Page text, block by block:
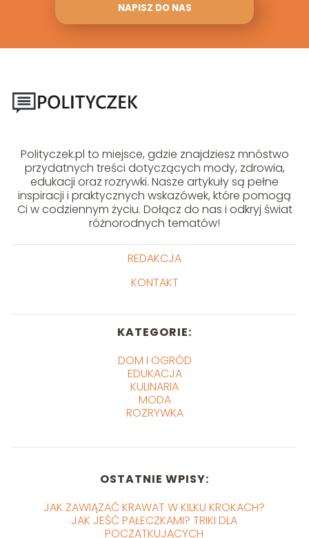
NAPISZ DO NAS
Polityczek.pl to miejsce, gdzie znajdziesz mnóstwo
przydatnych treści dotyczących mody, zdrowia,
edukacji oraz rozrywki. Nasze artykuły są pełne
inspiracji i praktycznych wskazówek, które pomogą
Ci w codziennym życiu. Dołącz do nas i odkryj świat
różnorodnych tematów!
REDAKCJA
KONTAKT
KATEGORIE:
DOM I OGRÓD
EDUKACJA
KULINARIA
MODA
ROZRYWKA
OSTATNIE WPISY:
JAK ZAWIĄZAĆ KRAWAT W KILKU KROKACH?
JAK JEŚĆ PAŁECZKAMI? TRIKI DLA
POCZĄTKUJĄCYCH